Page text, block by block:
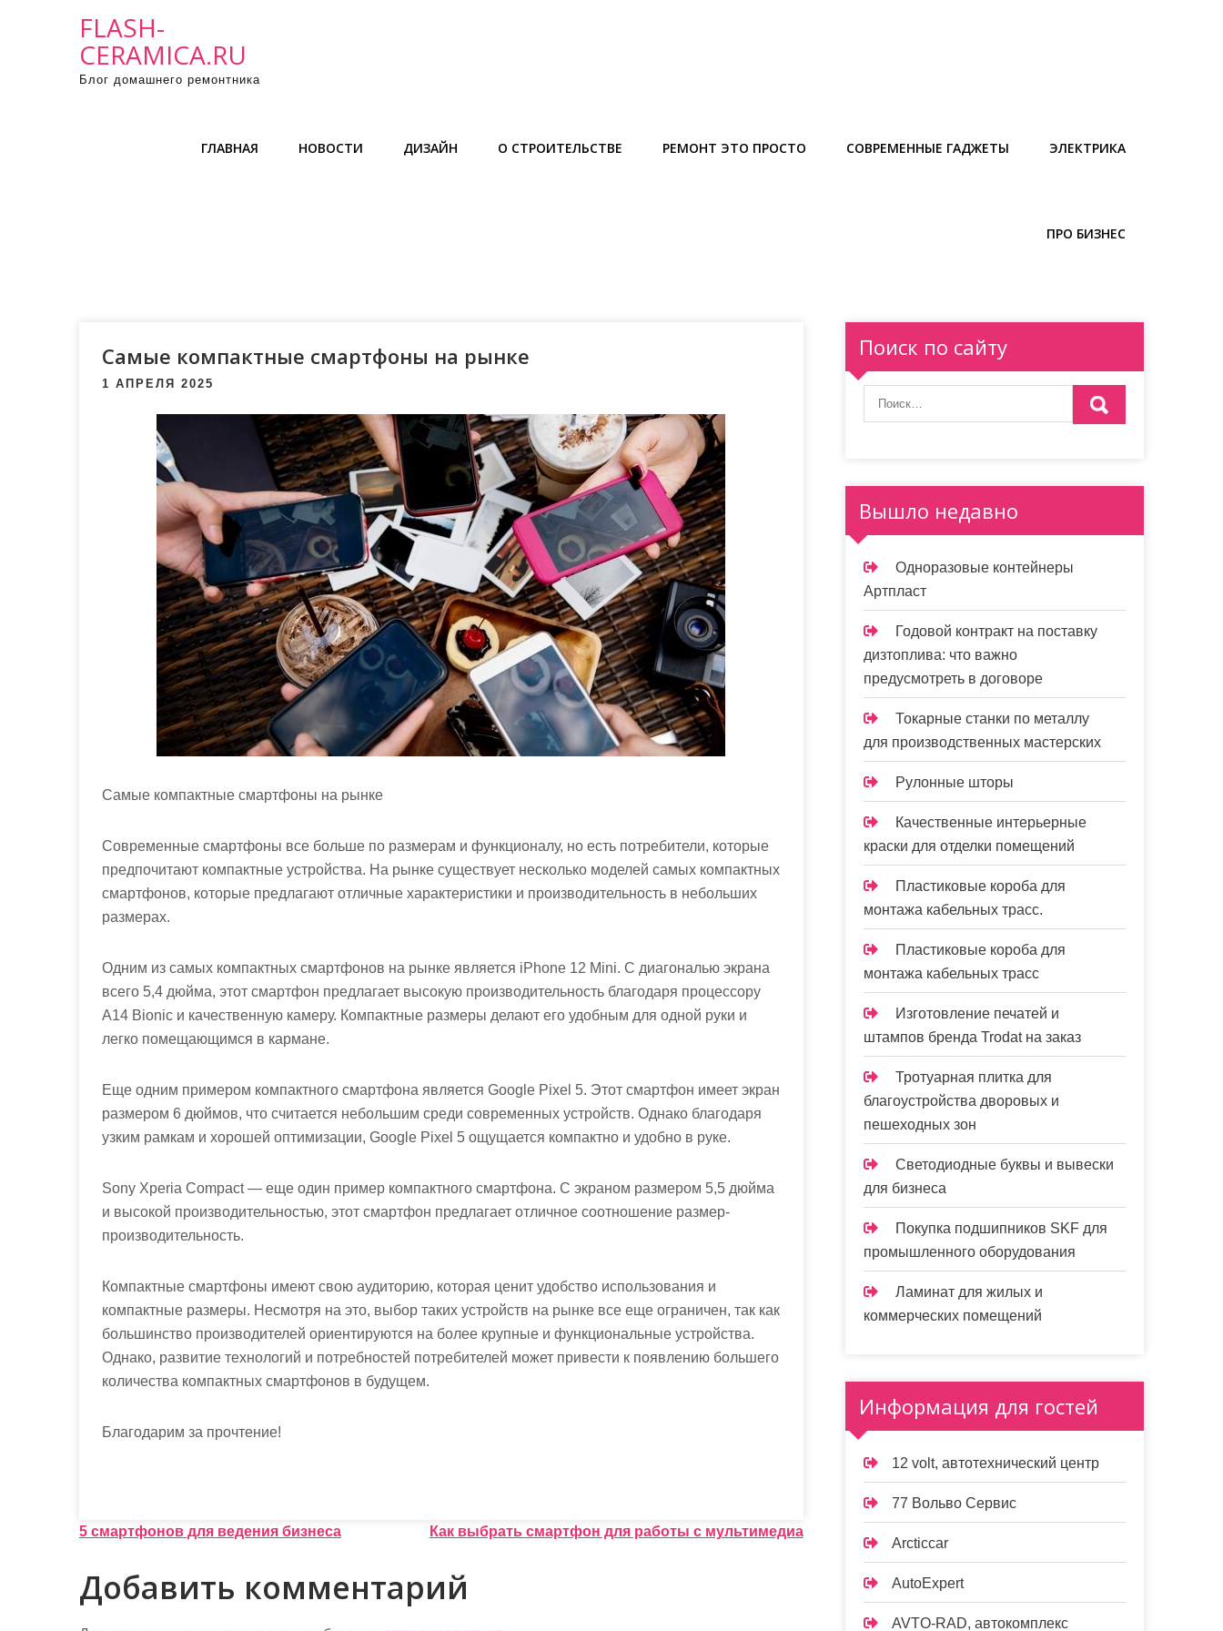
FLASH-
CERAMICA.RU
Блог домашнего ремонтника
ГЛАВНАЯ НОВОСТИ ДИЗАЙН О СТРОИТЕЛЬСТВЕ РЕМОНТ ЭТО ПРОСТО СОВРЕМЕННЫЕ ГАДЖЕТЫ ЭЛЕКТРИКА
ПРО БИЗНЕС
Самые компактные смартфоны на рынке
1 АПРЕЛЯ 2025
Самые компактные смартфоны на рынке
Современные смартфоны все больше по размерам и функционалу, но есть потребители, которые
предпочитают компактные устройства. На рынке существует несколько моделей самых компактных
смартфонов, которые предлагают отличные характеристики и производительность в небольших
размерах.
Одним из самых компактных смартфонов на рынке является iPhone 12 Mini. С диагональю экрана
всего 5,4 дюйма, этот смартфон предлагает высокую производительность благодаря процессору
A14 Bionic и качественную камеру. Компактные размеры делают его удобным для одной руки и
легко помещающимся в кармане.
Еще одним примером компактного смартфона является Google Pixel 5. Этот смартфон имеет экран
размером 6 дюймов, что считается небольшим среди современных устройств. Однако благодаря
узким рамкам и хорошей оптимизации, Google Pixel 5 ощущается компактно и удобно в руке.
Sony Xperia Compact — еще один пример компактного смартфона. С экраном размером 5,5 дюйма
и высокой производительностью, этот смартфон предлагает отличное соотношение размер-
производительность.
Компактные смартфоны имеют свою аудиторию, которая ценит удобство использования и
компактные размеры. Несмотря на это, выбор таких устройств на рынке все еще ограничен, так как
большинство производителей ориентируются на более крупные и функциональные устройства.
Однако, развитие технологий и потребностей потребителей может привести к появлению большего
количества компактных смартфонов в будущем.
Благодарим за прочтение!
Н
а
в
5 смартфонов для ведения бизнеса Как выбрать смартфон для работы с мультимедиа
Добавить комментарий
Поиск по сайту
Вышло недавно
Одноразовые контейнеры
Артпласт
Годовой контракт на поставку
дизтоплива: что важно
предусмотреть в договоре
Токарные станки по металлу
для производственных мастерских
Рулонные шторы
Качественные интерьерные
краски для отделки помещений
Пластиковые короба для
монтажа кабельных трасс.
Пластиковые короба для
монтажа кабельных трасс
Изготовление печатей и
штампов бренда Trodat на заказ
Тротуарная плитка для
благоустройства дворовых и
пешеходных зон
Светодиодные буквы и вывески
для бизнеса
Покупка подшипников SKF для
промышленного оборудования
Ламинат для жилых и
коммерческих помещений
Информация для гостей
12 volt, автотехнический центр
77 Вольво Сервис
Arcticcar
AutoExpert
AVTO-RAD, автокомплекс